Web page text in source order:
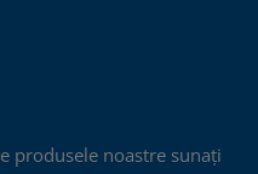
produsele noastre sunați